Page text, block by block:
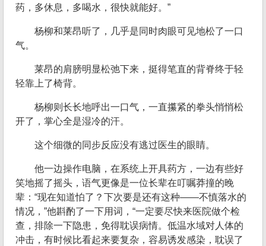
药，多休息，多喝水，很快就能好。”
杨柳和莱昂听了，几乎是同时肉眼可见地松了一口
气。
莱昂的肩膀明显松弛下来，挺得笔直的背脊终于轻
轻靠上了椅背。
杨柳则长长地呼出一口气，一直攥紧的拳头悄悄松
开了，掌心全是湿冷的汗。
这个细微的同步反应没有逃过医生的眼睛。
他一边操作电脑，在系统上开具药方，一边有些好
笑地摇了摇头，语气更像是一位长辈在叮嘱莽撞的晚
辈：“现在知道怕了？下次要是还有这种——不慎落水的
情况，”他斟酌了一下用词，“一定要尽快来医院做个检
查，排除一下隐患，免得耽误病情。低温水域对人体的
冲击，有时候比看起来要复杂，容易诱发感染，耽误了